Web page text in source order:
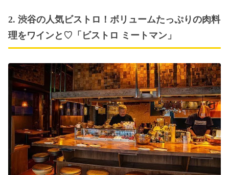
2. 渋谷の人気ビストロ！ボリュームたっぷりの肉料
理をワインと♡「ビストロ ミートマン」